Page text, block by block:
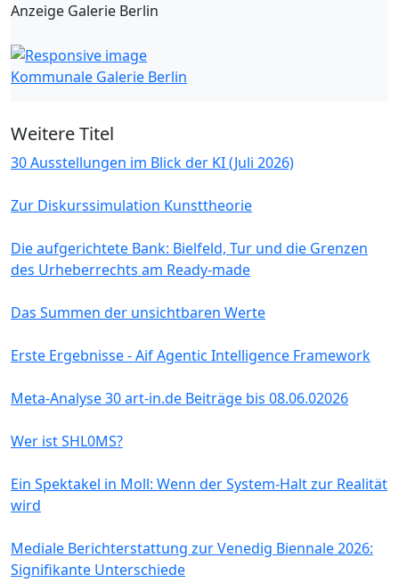
Anzeige Galerie Berlin
Kommunale Galerie Berlin
Weitere Titel
30 Ausstellungen im Blick der KI (Juli 2026)
Zur Diskurssimulation Kunsttheorie
Die aufgerichtete Bank: Bielfeld, Tur und die Grenzen
des Urheberrechts am Ready-made
Das Summen der unsichtbaren Werte
Erste Ergebnisse - Aif Agentic Intelligence Framework
Meta-Analyse 30 art-in.de Beiträge bis 08.06.02026
Wer ist SHL0MS?
Ein Spektakel in Moll: Wenn der System-Halt zur Realität
wird
Mediale Berichterstattung zur Venedig Biennale 2026:
Signifikante Unterschiede